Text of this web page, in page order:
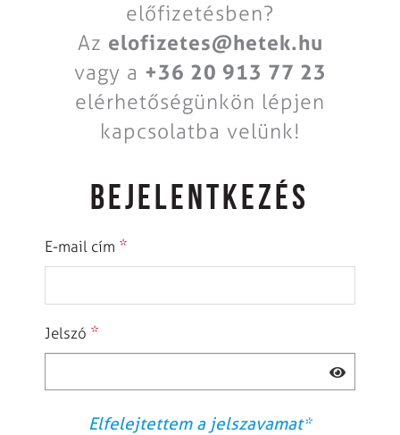
előfizetésben?
Az elofizetes@hetek.hu
vagy a +36 20 913 77 23
elérhetőségünkön lépjen
kapcsolatba velünk!
BEJELENTKEZÉS
E-mail cím *
Jelszó *
Elfelejtettem a jelszavamat*